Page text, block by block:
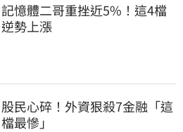
記憶體二哥重挫近5%！這4檔
逆勢上漲
股民心碎！外資狠殺7金融「這
檔最慘」